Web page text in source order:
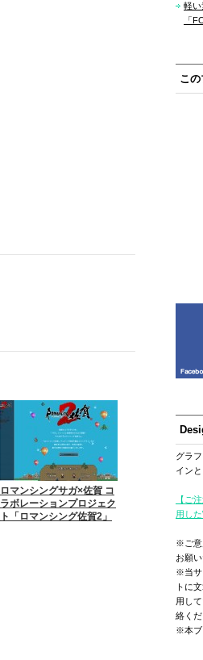
ロマンシングサガ×佐賀 コ
ラボレーションプロジェク
ト「ロマンシング佐賀2」
軽い
「
こ
グラ
イン
【ご
用し
※ご意
お願
※当サ
トに
用し
絡く
※本ブ